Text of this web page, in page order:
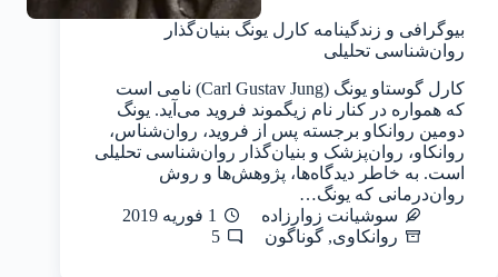
بیوگرافی و زندگینامه کارل یونگ بنیان‌گذار
روان‌شناسی تحلیلی
کارل گوستاو یونگ (Carl Gustav Jung) نامی است
که همواره در کنار نام زیگموند فروید می‌آید. یونگ
دومین روانکاو برجسته‌‌ پس از فروید، روان‌شناس،
روانکاو، روان‌پزشک و بنیان‌گذار روان‌شناسی تحلیلی
است. به خاطر دیدگاه‌ها، پژوهش‌ها و روش‌
روان‌درمانی که یونگ…
سوشیانت زوارزاده
1 فوریه 2019
روانکاوی, گوناگون 5